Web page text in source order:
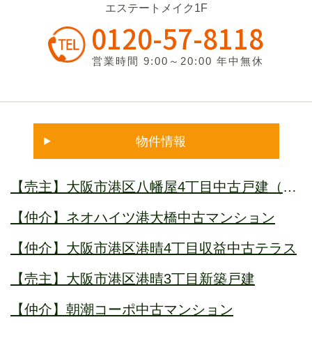
エステートメイク1F
0120-57-8118
営業時間 9:00～20:00 年中無休
物件情報
【売主】大阪市港区八幡屋4丁目中古戸建（借
【仲介】ネオハイツ港大橋中古マンション
【仲介】大阪市港区港晴4丁目収益中古テラス
【売主】大阪市港区港晴3丁目新築戸建
【仲介】朝潮コーポ中古マンション